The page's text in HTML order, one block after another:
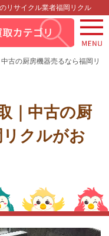
リサイクル業者福岡リクル
古の厨房機器売るなら福岡リ
｜中古の厨
クルがお